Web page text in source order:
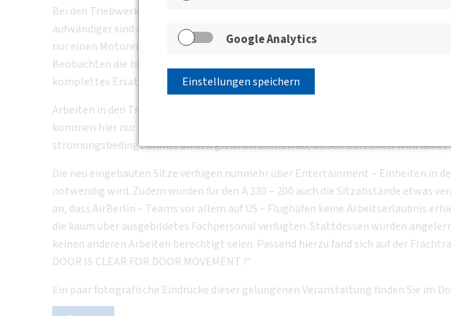
Google Analytics
Einstellungen speichern
Bei den Triebwerken setzt Air Berlin einheitlich Motoren des US – Herstellers
aufwändiger sind als die entsprechenden europäischen Triebwerke, jedoch sind
nur einen Motorentyp vorzufinden. Die häufigsten Schäden entstehen durch
Beobachten die beschädigten Schaufeln am Fan oder weiter innerhalb des
komplettes Ersatztriebwerk zu einem auswärtigen Flughafen gebracht und dort
Arbeiten in den Tragflächen – Tanks können nach Aussage von Herrn Friedrich
kommen hier nur Mitarbeiter zum Einsatz, welche sich zuvor schriftlich dazu
strömungsbedingt immer an den gleichen Stellen ab, diesen Bereichen wird
Die neu eingebauten Sitze verfügen nunmehr über Entertainment – Einheiten in
notwendig wird. Zudem wurden für den A 330 – 200 auch die Sitzabstände
an, dass AirBerlin – Teams vor allem auf US – Flughäfen keine Arbeitserlaubnis
die kaum über ausgebildetes Fachpersonal verfügten. Stattdessen würden
keinen anderen Arbeiten berechtigt seien. Passend hierzu fand sich auf der
DOOR IS CLEAR FOR DOOR MOVEMENT !“
Ein paar fotografische Eindrücke dieser gelungenen Veranstaltung finden Sie im